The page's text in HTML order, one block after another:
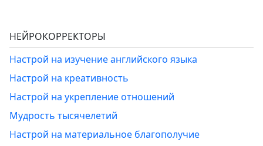
НЕЙРОКОРРЕКТОРЫ
Настрой на изучение английского языка
Настрой на креативность
Настрой на укрепление отношений
Мудрость тысячелетий
Настрой на материальное благополучие